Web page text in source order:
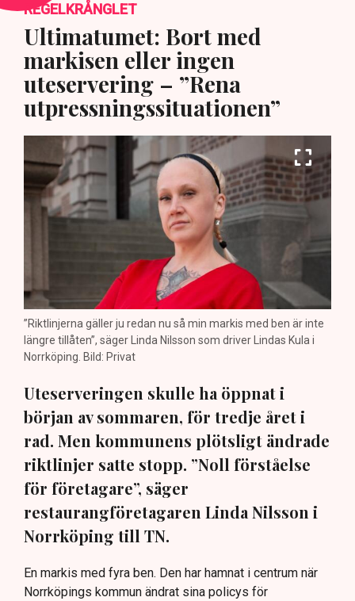
REGELKRÅNGLET
Ultimatumet: Bort med
markisen eller ingen
uteservering – ”Rena
utpressningssituationen”
”Riktlinjerna gäller ju redan nu så min markis med ben är inte
längre tillåten”, säger Linda Nilsson som driver Lindas Kula i
Norrköping. Bild: Privat
Uteserveringen skulle ha öppnat i
början av sommaren, för tredje året i
rad. Men kommunens plötsligt ändrade
riktlinjer satte stopp. ”Noll förståelse
för företagare”, säger
restaurangföretagaren Linda Nilsson i
Norrköping till TN.
En markis med fyra ben. Den har hamnat i centrum när
Norrköpings kommun ändrat sina policys för